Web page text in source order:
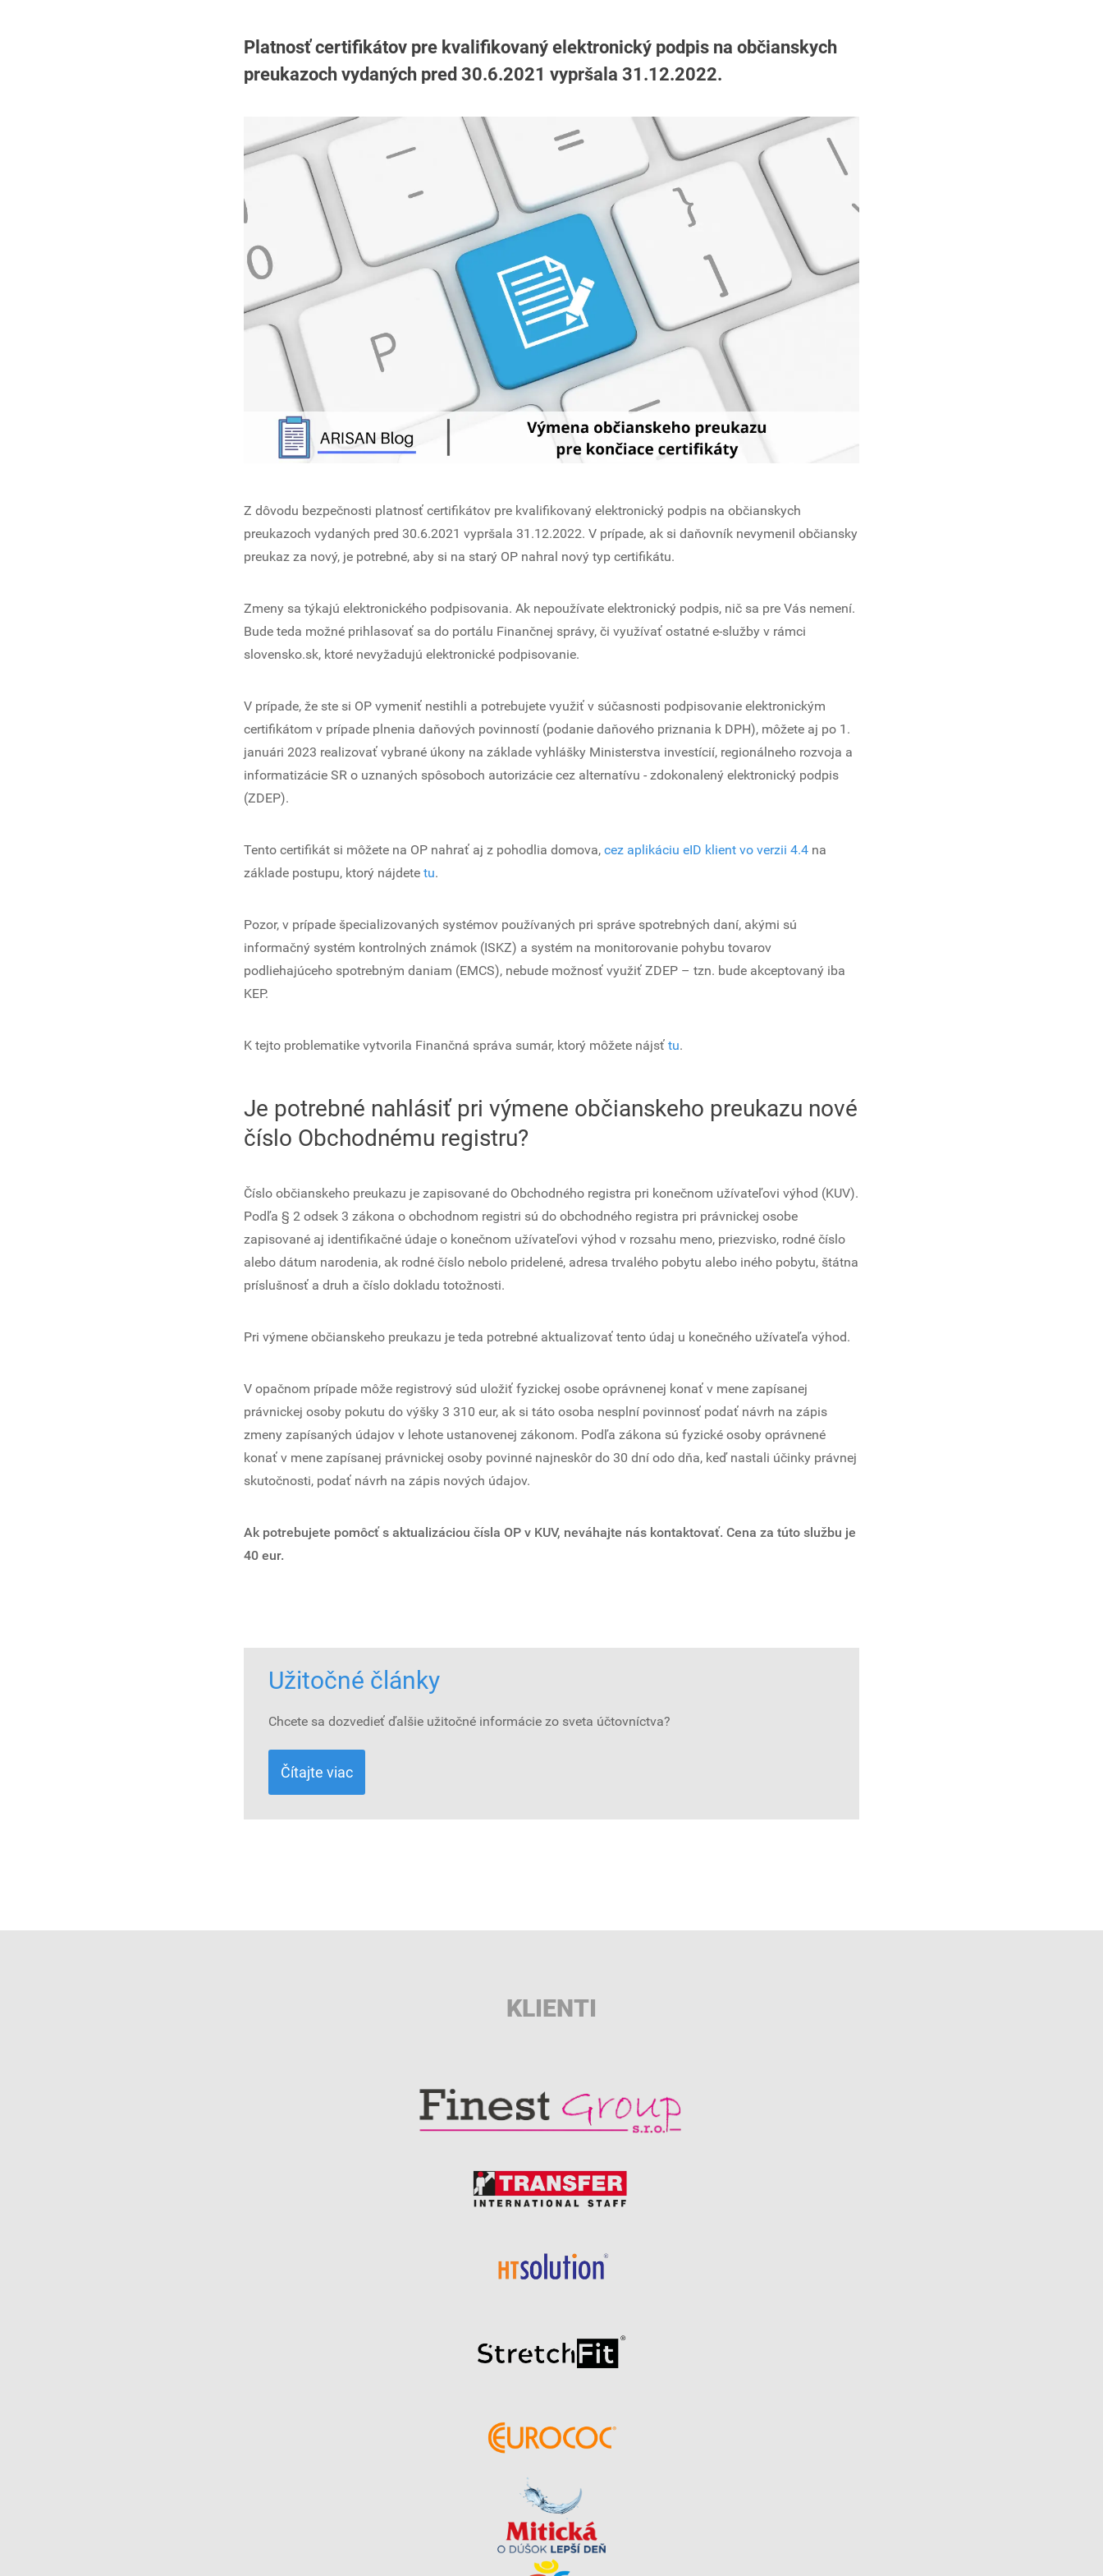
Platnosť certifikátov pre kvalifikovaný elektronický podpis na občianskych
preukazoch vydaných pred 30.6.2021 vypršala 31.12.2022.
Z dôvodu bezpečnosti platnosť certifikátov pre kvalifikovaný elektronický podpis na občianskych
preukazoch vydaných pred 30.6.2021 vypršala 31.12.2022. V prípade, ak si daňovník nevymenil občiansky
preukaz za nový, je potrebné, aby si na starý OP nahral nový typ certifikátu.
Zmeny sa týkajú elektronického podpisovania. Ak nepoužívate elektronický podpis, nič sa pre Vás nemení.
Bude teda možné prihlasovať sa do portálu Finančnej správy, či využívať ostatné e-služby v rámci
slovensko.sk, ktoré nevyžadujú elektronické podpisovanie.
V prípade, že ste si OP vymeniť nestihli a potrebujete využiť v súčasnosti podpisovanie elektronickým
certifikátom v prípade plnenia daňových povinností (podanie daňového priznania k DPH), môžete aj po 1.
januári 2023 realizovať vybrané úkony na základe vyhlášky Ministerstva investícií, regionálneho rozvoja a
informatizácie SR o uznaných spôsoboch autorizácie cez alternatívu - zdokonalený elektronický podpis
(ZDEP).
Tento certifikát si môžete na OP nahrať aj z pohodlia domova, cez aplikáciu eID klient vo verzii 4.4 na
základe postupu, ktorý nájdete tu.
Pozor, v prípade špecializovaných systémov používaných pri správe spotrebných daní, akými sú
informačný systém kontrolných známok (ISKZ) a systém na monitorovanie pohybu tovarov
podliehajúceho spotrebným daniam (EMCS), nebude možnosť využiť ZDEP – tzn. bude akceptovaný iba
KEP.
K tejto problematike vytvorila Finančná správa sumár, ktorý môžete nájsť tu.
Je potrebné nahlásiť pri výmene občianskeho preukazu nové
číslo Obchodnému registru?
Číslo občianskeho preukazu je zapisované do Obchodného registra pri konečnom užívateľovi výhod (KUV).
Podľa § 2 odsek 3 zákona o obchodnom registri sú do obchodného registra pri právnickej osobe
zapisované aj identifikačné údaje o konečnom užívateľovi výhod v rozsahu meno, priezvisko, rodné číslo
alebo dátum narodenia, ak rodné číslo nebolo pridelené, adresa trvalého pobytu alebo iného pobytu, štátna
príslušnosť a druh a číslo dokladu totožnosti.
Pri výmene občianskeho preukazu je teda potrebné aktualizovať tento údaj u konečného užívateľa výhod.
V opačnom prípade môže registrový súd uložiť fyzickej osobe oprávnenej konať v mene zapísanej
právnickej osoby pokutu do výšky 3 310 eur, ak si táto osoba nesplní povinnosť podať návrh na zápis
zmeny zapísaných údajov v lehote ustanovenej zákonom. Podľa zákona sú fyzické osoby oprávnené
konať v mene zapísanej právnickej osoby povinné najneskôr do 30 dní odo dňa, keď nastali účinky právnej
skutočnosti, podať návrh na zápis nových údajov.
Ak potrebujete pomôcť s aktualizáciou čísla OP v KUV, neváhajte nás kontaktovať. Cena za túto službu je
40 eur.
Užitočné články
Chcete sa dozvedieť ďalšie užitočné informácie zo sveta účtovníctva?
Čítajte viac
KLIENTI